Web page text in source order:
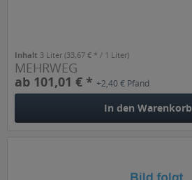
Inhalt 3 Liter(33,67 € * / 1 Liter)
MEHRWEG
ab 101,01 € *+2,40 € Pfand
In den Warenkorb